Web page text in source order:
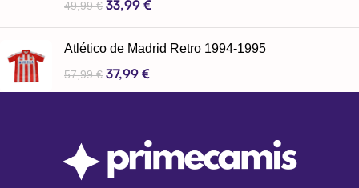
49,99€ 33,99 €
Atlético de Madrid Retro 1994-1995
57,99€ 37,99 €